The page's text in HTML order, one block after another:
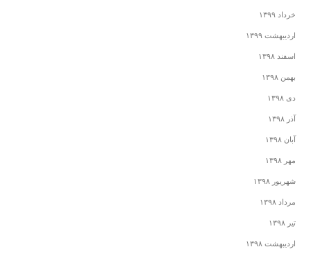
خرداد ۱۳۹۹
اردیبهشت ۱۳۹۹
اسفند ۱۳۹۸
بهمن ۱۳۹۸
دی ۱۳۹۸
آذر ۱۳۹۸
آبان ۱۳۹۸
مهر ۱۳۹۸
شهریور ۱۳۹۸
مرداد ۱۳۹۸
تیر ۱۳۹۸
اردیبهشت ۱۳۹۸